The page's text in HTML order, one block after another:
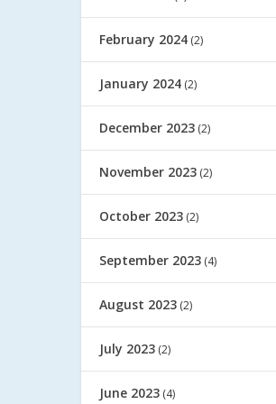
February 2024 (2)
January 2024 (2)
December 2023 (2)
November 2023 (2)
October 2023 (2)
September 2023 (4)
August 2023 (2)
July 2023 (2)
June 2023 (4)